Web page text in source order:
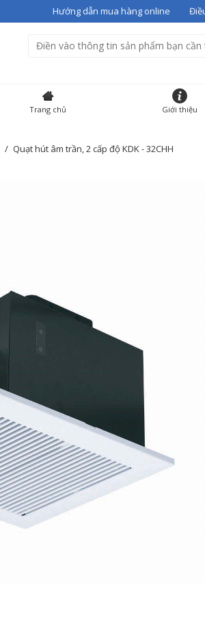
Hướng dẫn mua hàng online
Trang chủ Giới thiệu
Quạt hút âm trần, 2 cấp độ KDK - 32CHH
sản phẩm trong giỏ hàng
SẢN PHẨM
Giầy cao gót Valentino 0736